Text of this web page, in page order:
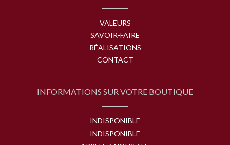
VALEURS
SAVOIR-FAIRE
RÉALISATIONS
CONTACT
INFORMATIONS SUR VOTRE BOUTIQUE
INDISPONIBLE
INDISPONIBLE